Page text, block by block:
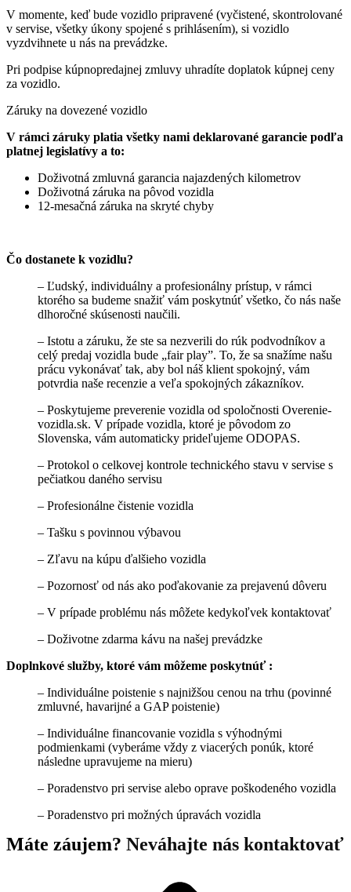
V momente, keď bude vozidlo pripravené (vyčistené, skontrolované
v servise, všetky úkony spojené s prihlásením), si vozidlo
vyzdvihnete u nás na prevádzke.
Pri podpise kúpnopredajnej zmluvy uhradíte doplatok kúpnej ceny
za vozidlo.
Záruky na dovezené vozidlo
V rámci záruky platia všetky nami deklarované garancie podľa
platnej legislatívy a to:
Doživotná zmluvná garancia najazdených kilometrov
Doživotná záruka na pôvod vozidla
12-mesačná záruka na skryté chyby
Čo dostanete k vozidlu?
– Ľudský, individuálny a profesionálny prístup, v rámci
ktorého sa budeme snažiť vám poskytnúť všetko, čo nás naše
dlhoročné skúsenosti naučili.
– Istotu a záruku, že ste sa nezverili do rúk podvodníkov a
celý predaj vozidla bude „fair play”. To, že sa snažíme našu
prácu vykonávať tak, aby bol náš klient spokojný, vám
potvrdia naše recenzie a veľa spokojných zákazníkov.
– Poskytujeme preverenie vozidla od spoločnosti Overenie-
vozidla.sk. V prípade vozidla, ktoré je pôvodom zo
Slovenska, vám automaticky prideľujeme ODOPAS.
– Protokol o celkovej kontrole technického stavu v servise s
pečiatkou daného servisu
– Profesionálne čistenie vozidla
– Tašku s povinnou výbavou
– Zľavu na kúpu ďalšieho vozidla
– Pozornosť od nás ako poďakovanie za prejavenú dôveru
– V prípade problému nás môžete kedykoľvek kontaktovať
– Doživotne zdarma kávu na našej prevádzke
Doplnkové služby, ktoré vám môžeme poskytnúť :
– Individuálne poistenie s najnižšou cenou na trhu (povinné
zmluvné, havarijné a GAP poistenie)
– Individuálne financovanie vozidla s výhodnými
podmienkami (vyberáme vždy z viacerých ponúk, ktoré
následne upravujeme na mieru)
– Poradenstvo pri servise alebo oprave poškodeného vozidla
– Poradenstvo pri možných úpravách vozidla
Máte záujem? Neváhajte nás kontaktovať